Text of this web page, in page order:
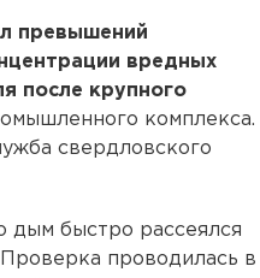
превышений
вредных
после крупного
комплекса.
свердловского
дым быстро рассеялся
проводилась в